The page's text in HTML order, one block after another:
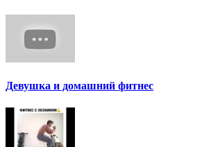
Девушка и домашний фитнес